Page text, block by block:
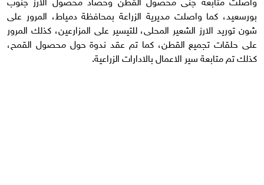
بورسعيد، كما واصلت مديرية الزراعة بمحافظة دمياط، المرور على
شون توريد الارز الشعير المحلى، للتيسير على المزارعين، كذلك المرور
على حلقات تجميع القطن، كما تم عقد ندوة حول محصول القمح،
كذلك تم متابعة سير الاعمال بالادارات الزراعية.